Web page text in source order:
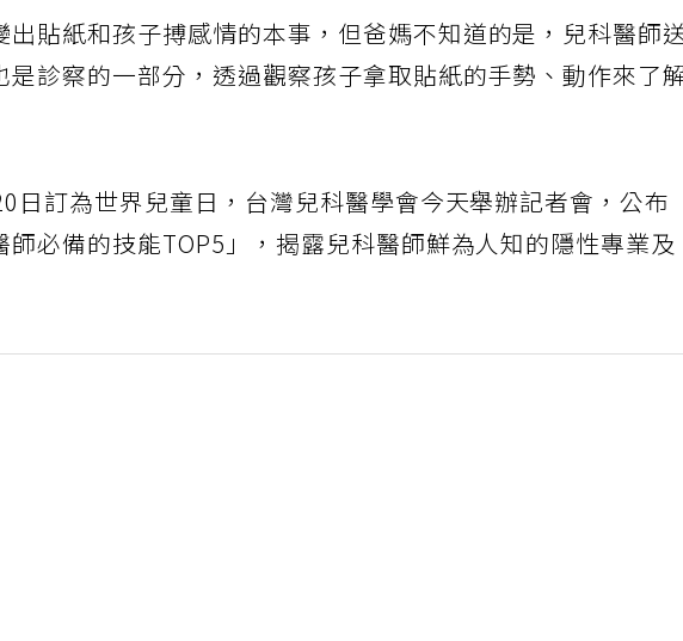
出貼紙和孩子搏感情的本事，但爸媽不知道的是，兒科醫師
是診察的一部分，透過觀察孩子拿取貼紙的手勢、動作來了
日訂為世界兒童日，台灣兒科醫學會今天舉辦記者會，公布
師必備的技能TOP5」，揭露兒科醫師鮮為人知的隱性專業及